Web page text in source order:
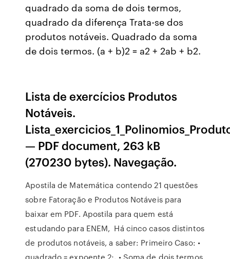
quadrado da soma de dois termos,
quadrado da diferença Trata-se dos
produtos notáveis. Quadrado da soma
de dois termos. (a + b)2 = a2 + 2ab + b2.
Lista de exercícios Produtos
Notáveis.
— PDF document, 263 kB
(270230 bytes). Navegação.
Apostila de Matemática contendo 21 questões
sobre Fatoração e Produtos Notáveis para
baixar em PDF. Apostila para quem está
estudando para ENEM, Há cinco casos distintos
de produtos notáveis, a saber: Primeiro Caso: •
quadrado = expoente 2;. • Soma de dois termos